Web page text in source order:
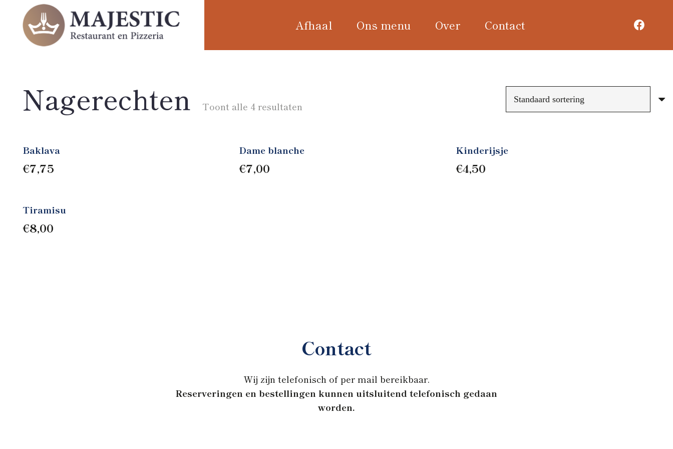
Afhaal Ons menu Over Contact
Nagerechten Toont alle 4 resultaten
Baklava
€7,75
Dame blanche
€7,00
Kinderijsje
€4,50
Tiramisu
€8,00
Contact
Wij zijn telefonisch of per mail bereikbaar.
Reserveringen en bestellingen kunnen uitsluitend telefonisch gedaan
worden.